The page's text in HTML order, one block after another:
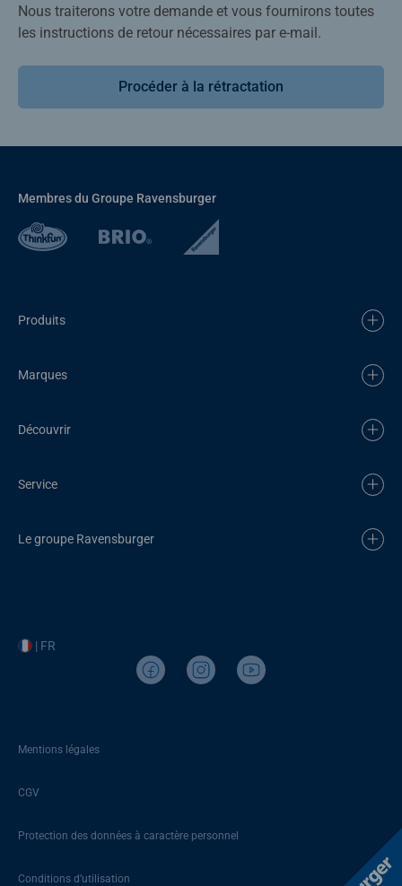
Nous traiterons votre demande et vous fournirons toutes
les instructions de retour nécessaires par e-mail.
Procéder à la rétractation
Membres du Groupe Ravensburger
Produits
Marques
Découvrir
Service
Le groupe Ravensburger
| FR
Mentions légales
CGV
Protection des données à caractère personnel
Conditions d’utilisation